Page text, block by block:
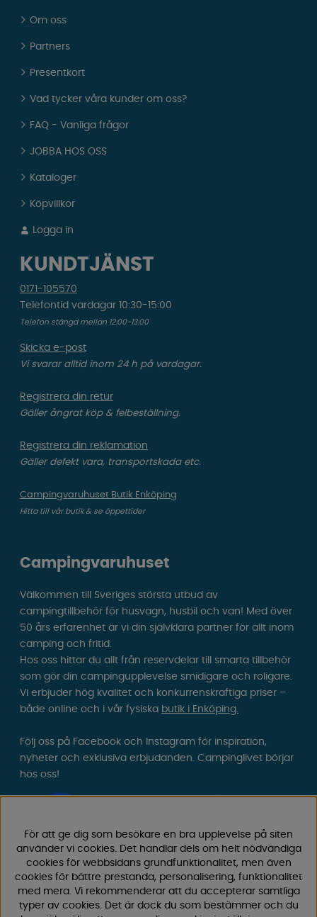
Om oss
Partners
Presentkort
Vad tycker våra kunder om oss?
FAQ - Vanliga frågor
JOBBA HOS OSS
Kataloger
Köpvillkor
Logga in
KUNDTJÄNST
0171-105570
Telefontid vardagar 10:30-15:00
Telefon stängd mellan 12:00-13:00
Skicka e-post
Vi svarar alltid inom 24 h på vardagar.
Registrera din retur
Gäller ångrat köp & felbeställning.
Registrera din reklamation
Gäller defekt vara, transportskada etc.
Campingvaruhuset Butik Enköping
Hitta till vår butik & se öppettider
Campingvaruhuset
Välkommen till Sveriges största utbud av
campingtillbehör för husvagn, husbil och van! Med över
50 års erfarenhet är vi din självklara partner för allt inom
camping och fritid.
Hos oss hittar du allt från reservdelar till smarta tillbehör
som gör din campingupplevelse smidigare och roligare.
Vi erbjuder hög kvalitet och konkurrenskraftiga priser –
både online och i vår fysiska butik i Enköping.
Följ oss på Facebook och Instagram för inspiration,
nyheter och exklusiva erbjudanden. Campinglivet börjar
hos oss!
För att ge dig som besökare en bra upplevelse på siten
använder vi cookies. Det handlar dels om helt nödvändiga
cookies för webbsidans grundfunktionalitet, men även
cookies för bättre prestanda, personalisering, funktionalitet
med mera. Vi rekommenderar att du accepterar samtliga
typer av cookies. Det är dock du som bestämmer och du